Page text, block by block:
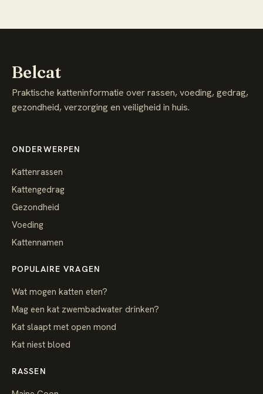
Belcat
Praktische katteninformatie over rassen, voeding, gedrag,
gezondheid, verzorging en veiligheid in huis.
ONDERWERPEN
Kattenrassen
Kattengedrag
Gezondheid
Voeding
Kattennamen
POPULAIRE VRAGEN
Wat mogen katten eten?
Mag een kat zwembadwater drinken?
Kat slaapt met open mond
Kat niest bloed
RASSEN